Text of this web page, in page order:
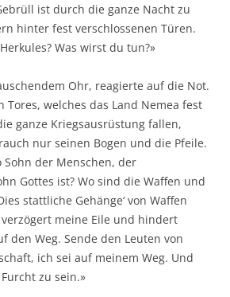
ist durch die ganze Nacht zu
hinter fest verschlossenen Türen.
Was wirst du tun?»
Ohr, reagierte auf die Not.
Tores, welches das Land Nemea fest
ganze Kriegsausrüstung fallen,
nur seinen Bogen und die Pfeile.
Sohn der Menschen, der
Gottes ist? Wo sind die Waffen und
stattliche Gehänge‘ von Waffen
meine Eile und hindert
den Weg. Sende den Leuten von
ich sei auf meinem Weg. Und
zu sein.»